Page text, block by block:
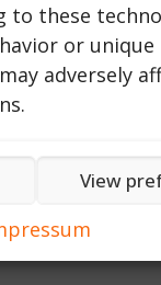
to these
or unique
adversely
View
es
y